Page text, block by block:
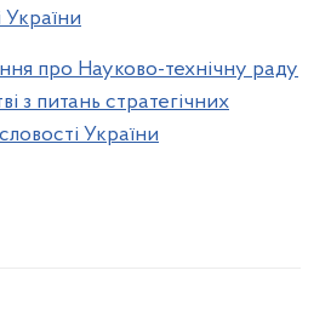
України
про Науково-технічну раду
з питань стратегічних
України